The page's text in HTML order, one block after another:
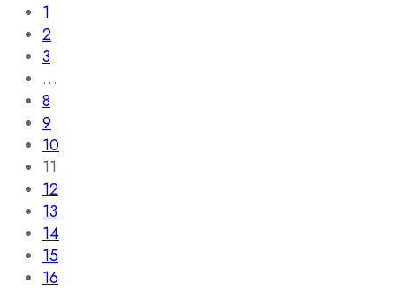
1
2
3
…
8
9
10
11
12
13
14
15
16